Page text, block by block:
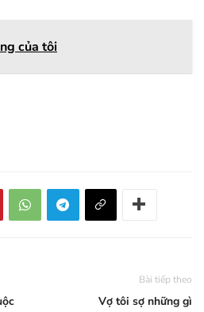
của tôi
Bài tiếp theo
Vợ tôi sợ những gì